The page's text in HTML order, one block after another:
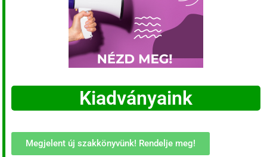
Kiadványaink
Megjelent új szakkönyvünk! Rendelje meg!